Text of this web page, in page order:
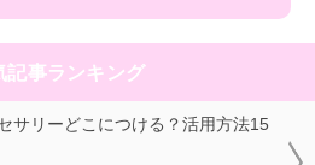
記事ランキング
サリーどこにつける？活用方法15